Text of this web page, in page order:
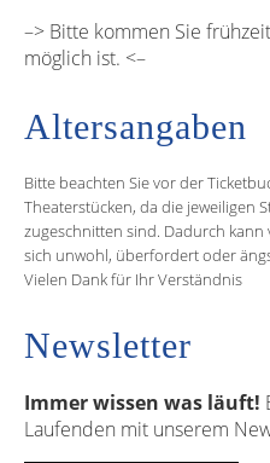
–> Bitte kommen Sie
möglich ist. <–
Altersangaben
Bitte beachten Sie vor der
Theaterstücken, da die jeweiligen
zugeschnitten sind. Dadurch
sich unwohl, überfordert oder
Vielen Dank für Ihr Verständnis
Newsletter
Immer wissen was läuft!
Laufenden mit unserem